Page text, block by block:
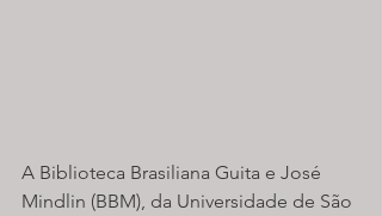
A Biblioteca Brasiliana Guita e José
Mindlin (BBM), da Universidade de São